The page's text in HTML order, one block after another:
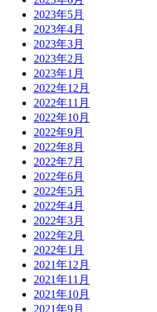
2023年5月
2023年4月
2023年3月
2023年2月
2023年1月
2022年12月
2022年11月
2022年10月
2022年9月
2022年8月
2022年7月
2022年6月
2022年5月
2022年4月
2022年3月
2022年2月
2022年1月
2021年12月
2021年11月
2021年10月
2021年9月